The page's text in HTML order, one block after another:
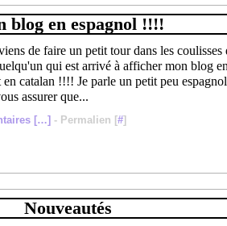
blog en espagnol !!!!
de faire un petit tour dans les
qui est arrivé à afficher mon blog
en catalan !!!! Je parle un petit peu
assurer que...
[…] - Permalien [#]
Nouveautés